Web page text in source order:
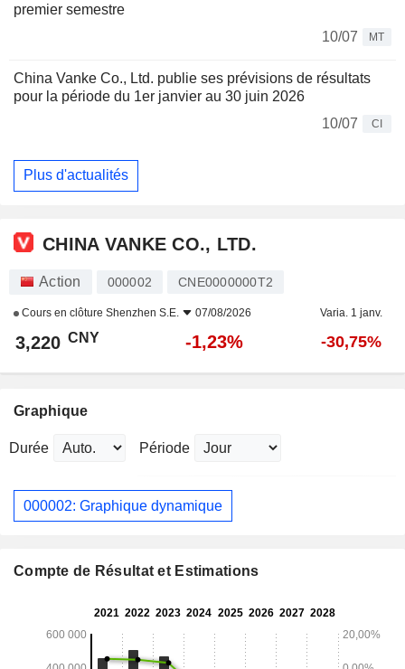
premier semestre
10/07
MT
China Vanke Co., Ltd. publie ses prévisions de résultats
pour la période du 1er janvier au 30 juin 2026
10/07
CI
Plus d'actualités
CHINA VANKE CO., LTD.
Action 000002 CNE0000000T2
Cours en clôture Shenzhen S.E. 07/08/2026 Varia. 1 janv.
3,220 CNY -1,23% -30,75%
Graphique
Durée Période
000002: Graphique dynamique
Compte de Résultat et Estimations